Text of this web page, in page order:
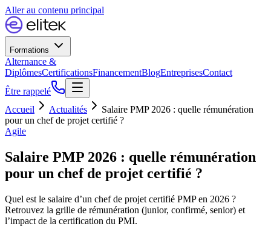
Aller au contenu principal
Formations
Alternance &
DiplômesCertificationsFinancementBlogEntreprisesContact
Être rappelé
Accueil
Actualités
Salaire PMP 2026 : quelle rémunération
pour un chef de projet certifié ?
Agile
Salaire PMP 2026 : quelle rémunération
pour un chef de projet certifié ?
Quel est le salaire d’un chef de projet certifié PMP en 2026 ?
Retrouvez la grille de rémunération (junior, confirmé, senior) et
l’impact de la certification du PMI.